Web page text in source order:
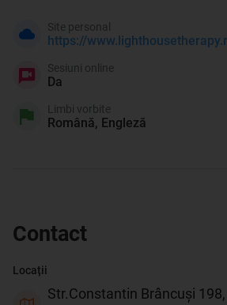
https://
Site personal
Da
Sesiuni online
Română, Engleză
Limbi vorbite
Contact
Locații
Str.Constantin Brâncuși